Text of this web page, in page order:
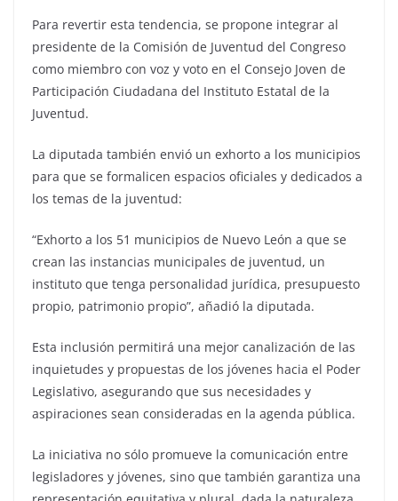
Para revertir esta tendencia, se propone integrar al
presidente de la Comisión de Juventud del Congreso
como miembro con voz y voto en el Consejo Joven de
Participación Ciudadana del Instituto Estatal de la
Juventud.
La diputada también envió un exhorto a los municipios
para que se formalicen espacios oficiales y dedicados a
los temas de la juventud:
“Exhorto a los 51 municipios de Nuevo León a que se
crean las instancias municipales de juventud, un
instituto que tenga personalidad jurídica, presupuesto
propio, patrimonio propio”, añadió la diputada.
Esta inclusión permitirá una mejor canalización de las
inquietudes y propuestas de los jóvenes hacia el Poder
Legislativo, asegurando que sus necesidades y
aspiraciones sean consideradas en la agenda pública.
La iniciativa no sólo promueve la comunicación entre
legisladores y jóvenes, sino que también garantiza una